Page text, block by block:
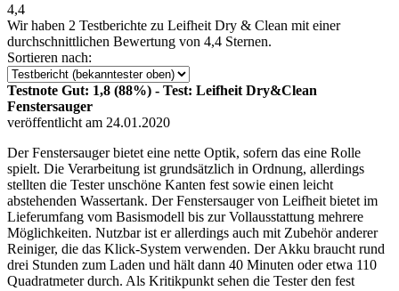
4,4
Wir haben 2 Testberichte zu Leifheit Dry & Clean mit einer
durchschnittlichen Bewertung von 4,4 Sternen.
Sortieren nach:
Testnote Gut: 1,8 (88%) - Test: Leifheit Dry&Clean
Fenstersauger
veröffentlicht am 24.01.2020
Der Fenstersauger bietet eine nette Optik, sofern das eine Rolle
spielt. Die Verarbeitung ist grundsätzlich in Ordnung, allerdings
stellten die Tester unschöne Kanten fest sowie einen leicht
abstehenden Wassertank. Der Fenstersauger von Leifheit bietet im
Lieferumfang vom Basismodell bis zur Vollausstattung mehrere
Möglichkeiten. Nutzbar ist er allerdings auch mit Zubehör anderer
Reiniger, die das Klick-System verwenden. Der Akku braucht rund
drei Stunden zum Laden und hält dann 40 Minuten oder etwa 110
Quadratmeter durch. Als Kritikpunkt sehen die Tester den fest